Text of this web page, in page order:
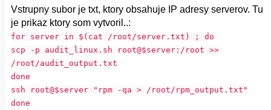
Vstrupny subor je txt, ktory obsahuje IP adresy serverov. Tu
je prikaz ktory som vytvoril..:
for server in $(cat /root/server.txt) ; do
scp -p audit_linux.sh root@$server:/root >>
/root/audit_output.txt
done
ssh root@$server "rpm -qa > /root/rpm_output.txt"
done